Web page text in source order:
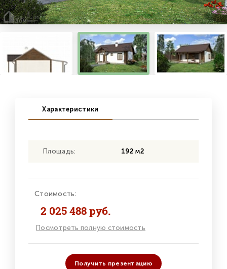
Характеристики
Площадь: 192 м2
Стоимость:
2 025 488 руб.
Посмотреть полную стоимость
Получить презентацию